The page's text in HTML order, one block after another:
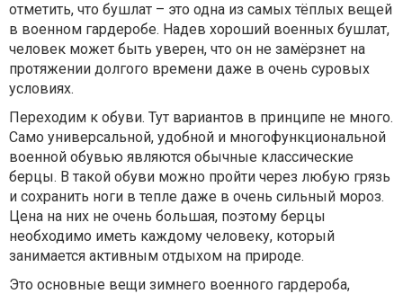
отметить, что бушлат – это одна из самых тёплых вещей
в военном гардеробе. Надев хороший военных бушлат,
человек может быть уверен, что он не замёрзнет на
протяжении долгого времени даже в очень суровых
условиях.
Переходим к обуви. Тут вариантов в принципе не много.
Само универсальной, удобной и многофункциональной
военной обувью являются обычные классические
берцы. В такой обуви можно пройти через любую грязь
и сохранить ноги в тепле даже в очень сильный мороз.
Цена на них не очень большая, поэтому берцы
необходимо иметь каждому человеку, который
занимается активным отдыхом на природе.
Это основные вещи зимнего военного гардероба,